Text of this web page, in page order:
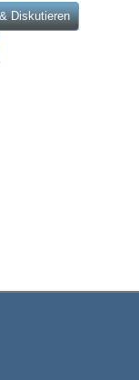
Diskutieren